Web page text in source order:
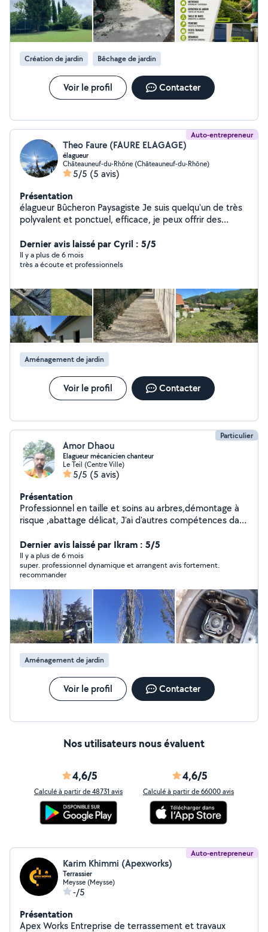
Création de jardin Bêchage de jardin
Voir le profil Contacter
Auto-entrepreneur
Theo Faure (FAURE ELAGAGE)
élagueur
Châteauneuf-du-Rhône (Châteauneuf-du-Rhône)
5/5 (5 avis)
Présentation
élagueur Bûcheron Paysagiste Je suis quelqu'un de très
polyvalent et ponctuel, efficace, je peux offrir des
bûcheronage, de l'aménagement paysager, de la
plantation Je dispose de tout le matériel nécessaire
pour grimper, pour faire des élagages en milieu clos et
débroussailleuse, un tracteur tondeuse ainsi qu'une
remorque. Je peux également avoir un camion 3,5T à
disposition au besoin.
Dernier avis laissé par Cyril : 5/5
Il y a plus de 6 mois
très a écoute et professionnels
Aménagement de jardin
Voir le profil Contacter
Particulier
Amor Dhaou
Elagueur mécanicien chanteur
Le Teil (Centre Ville)
5/5 (5 avis)
Présentation
Professionnel en taille et soins au arbres,démontage à
risque ,abattage délicat, J'ai d'autres compétences dans
réponds à toutes les demande privé Je peut répondre
qu'à quatre demandes par mois,(pas d'abonnement pro
)si je lis votre message sur allovoisin et que je ne répond
pas ,c'est que le site m'en empêche car j'ai déjà
répondu à plusieurs autres demandes.. Si je peut ,je
Dernier avis laissé par Ikram : 5/5
Il y a plus de 6 mois
super. professionnel dynamique et arrangent avis fortement.
recommander
Aménagement de jardin
Voir le profil Contacter
Nos utilisateurs nous évaluent
4,6/5
Calculé à partir de 48731 avis
4,6/5
Calculé à partir de 66000 avis
Auto-entrepreneur
Karim Khimmi (Apexworks)
Terrassier
Meysse (Meysse)
-/5
Présentation
Apex Works Entreprise de terrassement et travaux